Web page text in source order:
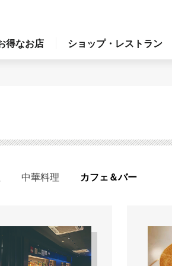
得なお店 ショップ・レストラン
中華料理 カフェ＆バー